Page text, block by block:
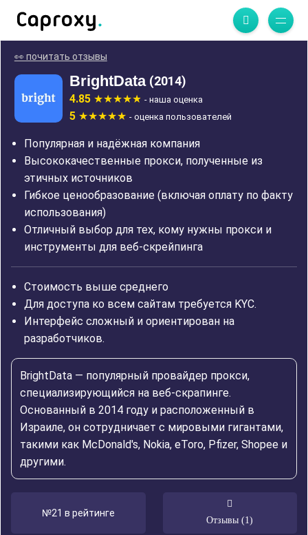
👀 почитать отзывы
BrightData (2014)
4.85 - наша оценка
5 - оценка пользователей
Популярная и надёжная компания
Высококачественные прокси, полученные из
этичных источников
Гибкое ценообразование (включая оплату по факту
использования)
Отличный выбор для тех, кому нужны прокси и
инструменты для веб-скрейпинга
Стоимость выше среднего
Для доступа ко всем сайтам требуется KYC.
Интерфейс сложный и ориентирован на
разработчиков.
BrightData — популярный провайдер прокси,
специализирующийся на веб-скрапинге.
Основанный в 2014 году и расположенный в
Израиле, он сотрудничает с мировыми гигантами,
такими как McDonald's, Nokia, eToro, Pfizer, Shopee и
другими.
№21 в рейтинге
Отзывы (1)